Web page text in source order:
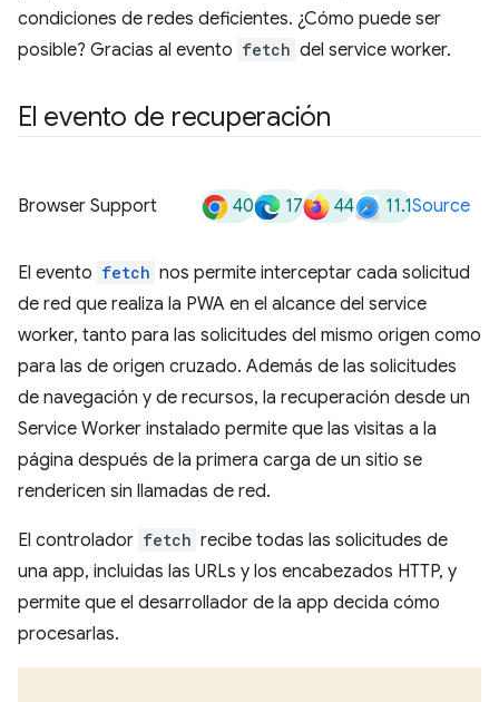
condiciones de redes deficientes. ¿Cómo puede ser
posible? Gracias al evento fetch del service worker.
El evento de recuperación
Browser Support 40 17 44 11.1Source
El evento fetch nos permite interceptar cada solicitud
de red que realiza la PWA en el alcance del service
worker, tanto para las solicitudes del mismo origen como
para las de origen cruzado. Además de las solicitudes
de navegación y de recursos, la recuperación desde un
Service Worker instalado permite que las visitas a la
página después de la primera carga de un sitio se
rendericen sin llamadas de red.
El controlador fetch recibe todas las solicitudes de
una app, incluidas las URLs y los encabezados HTTP, y
permite que el desarrollador de la app decida cómo
procesarlas.